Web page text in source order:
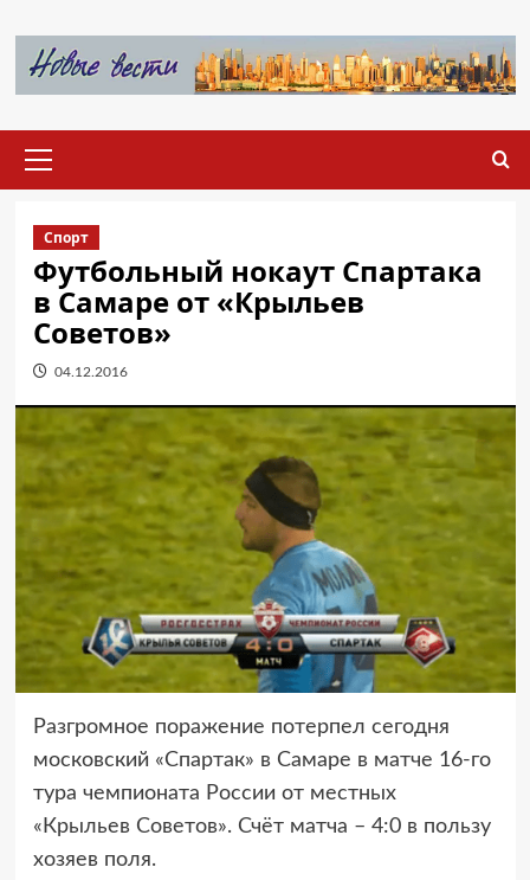
содержимому
меню
Спорт
Футбольный нокаут Спартака
в Самаре от «Крыльев
Советов»
04.12.2016
Разгромное поражение потерпел сегодня
московский «Спартак» в Самаре в матче 16-го
тура чемпионата России от местных
«Крыльев Советов». Счёт матча – 4:0 в пользу
хозяев поля.